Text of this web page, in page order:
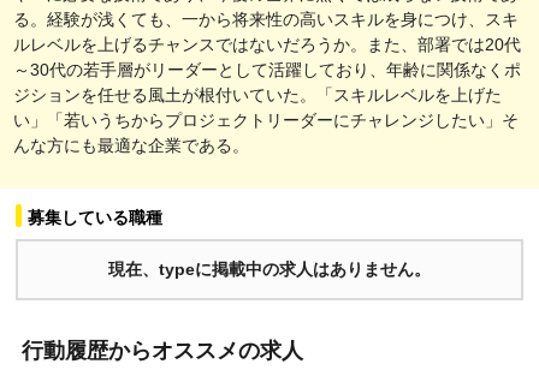
る。経験が浅くても、一から将来性の高いスキルを身につけ、スキ
ルレベルを上げるチャンスではないだろうか。また、部署では20代
～30代の若手層がリーダーとして活躍しており、年齢に関係なくポ
ジションを任せる風土が根付いていた。「スキルレベルを上げた
い」「若いうちからプロジェクトリーダーにチャレンジしたい」そ
んな方にも最適な企業である。
募集している職種
現在、typeに掲載中の求人はありません。
行動履歴からオススメの求人